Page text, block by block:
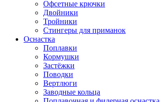
Офсетные крючки
Двойники
Тройники
Стингеры для приманок
Оснастка
Поплавки
Кормушки
Застёжки
Поводки
Вертлюги
Заводные кольца